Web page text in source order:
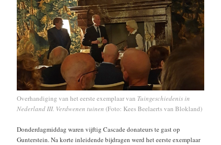
Overhandiging van het eerste exemplaar van Tuingeschiedenis in
Nederland III. Verdwenen tuinen(Foto: Kees Beelaerts van Blokland)
Donderdagmiddag waren vijftig Cascade donateurs te gast op
Gunterstein. Na korte inleidende bijdragen werd het eerste exemplaar